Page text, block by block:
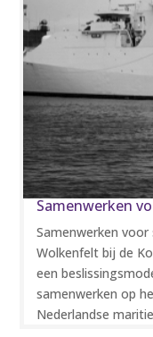
Samenwerken
Samenwerken
Wolkenfelt bij de
een
samenwerken op
Nederlandse